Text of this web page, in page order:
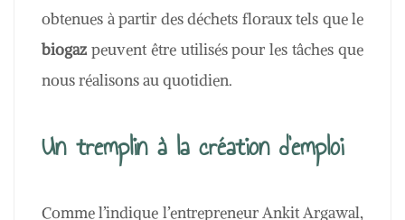
obtenues à partir des déchets floraux tels que le
biogazpeuvent être utilisés pour les tâches que
nous réalisons au quotidien.
Un tremplin à la création d’emploi
Comme l’indique l’entrepreneur Ankit Argawal,